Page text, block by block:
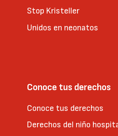
Stop Kristeller
Unidos en neonatos
Conoce tus derechos
Conoce tus derechos
Derechos del niño